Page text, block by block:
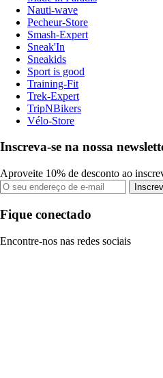
Nauti-wave
Pecheur-Store
Smash-Expert
Sneak'In
Sneakids
Sport is good
Training-Fit
Trek-Expert
TripNBikers
Vélo-Store
Inscreva-se na nossa
Aproveite 10% de desconto ao
Fique conectado
Encontre-nos nas redes sociais